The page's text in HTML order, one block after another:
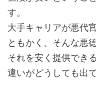
す。
大手キャリアが悪代
ともかく、そんな悪
それを安く提供でき
違いがどうしても出